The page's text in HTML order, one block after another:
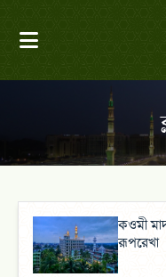
কওমী মাদরাসা :
রূপরেখা